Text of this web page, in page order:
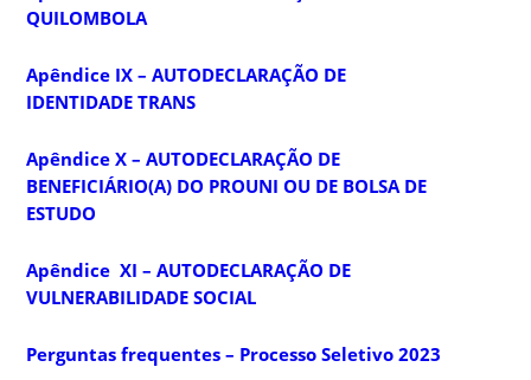
QUILOMBOLA
Apêndice IX – AUTODECLARAÇÃO DE
IDENTIDADE TRANS
Apêndice X – AUTODECLARAÇÃO DE
BENEFICIÁRIO(A) DO PROUNI OU DE BOLSA DE
ESTUDO
Apêndice XI – AUTODECLARAÇÃO DE
VULNERABILIDADE SOCIAL
Perguntas frequentes – Processo Seletivo 2023